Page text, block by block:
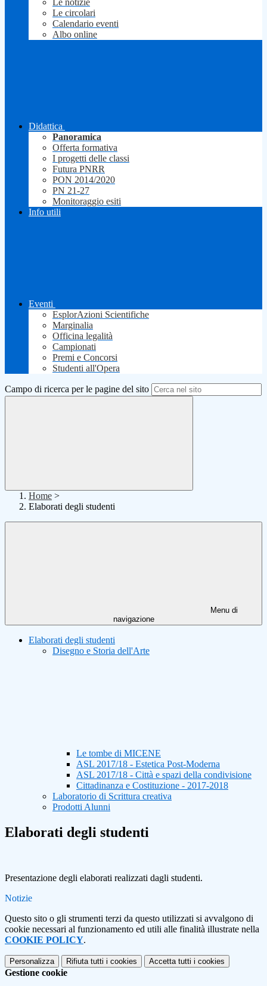
Le notizie
Le circolari
Calendario eventi
Albo online
Didattica
Panoramica
Offerta formativa
I progetti delle classi
Futura PNRR
PON 2014/2020
PN 21-27
Monitoraggio esiti
Info utili
Eventi
EsplorAzioni Scientifiche
Marginalia
Officina legalità
Campionati
Premi e Concorsi
Studenti all'Opera
Campo di ricerca per le pagine del sito
Home >
Elaborati degli studenti
Menu di
navigazione
Elaborati degli studenti
Disegno e Storia dell'Arte
Le tombe di MICENE
ASL 2017/18 - Estetica Post-Moderna
ASL 2017/18 - Città e spazi della condivisione
Cittadinanza e Costituzione - 2017-2018
Laboratorio di Scrittura creativa
Prodotti Alunni
Elaborati degli studenti
Presentazione degli elaborati realizzati dagli studenti.
Notizie
Questo sito o gli strumenti terzi da questo utilizzati si avvalgono di
cookie necessari al funzionamento ed utili alle finalità illustrate nella
COOKIE POLICY.
Personalizza Rifiuta tutti i cookies Accetta tutti i cookies
Gestione cookie